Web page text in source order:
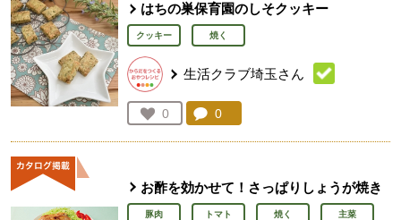
はちの巣保育園のしそクッキー
クッキー 焼く
生活クラブ埼玉さん
お気に入り登録：
0
人が登録
コメント：
0
お酢を効かせて！さっぱりしょうが焼き
豚肉 トマト 焼く 主菜